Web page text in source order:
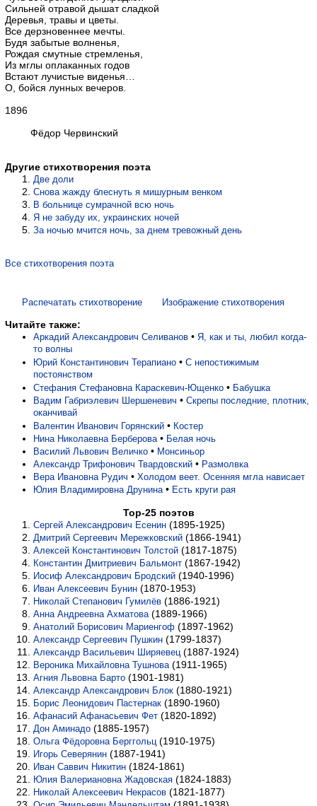
Сильней отравой дышат сладкой
Деревья, травы и цветы.
Все дерзновеннее мечты.
Будя забытые волненья,
Рождая смутные стремленья,
Из мглы оплаканных годов
Встают лучистые виденья…
О, бойся лунных вечеров.
1896
Фёдор Червинский
Другие стихотворения поэта
Две доли
Снова жажду блеснуть я мишурным венком
В больнице сумрачной всю ночь
Я не забуду их, украинских ночей
За ночью мчится ночь, за днем тревожный день
Все стихотворения поэта
Распечатать стихотворение Изображение стихотворения
Читайте также:
Аркадий Александрович Селиванов • Я, как и ты, любил когда-
то волны
Юрий Константинович Терапиано • С непостижимым
постоянством
Стефания Стефановна Караскевич-Ющенко • Бабушка
Вадим Габриэлевич Шершеневич • Скрепы последние, плотник,
оканчивай
Валентин Иванович Горянский • Костер
Нина Николаевна Берберова • Белая ночь
Василий Львович Величко • Монсиньор
Александр Трифонович Твардовский • Размолвка
Вера Ивановна Рудич • Холодом веет. Осенняя мгла нависает
Юлия Владимировна Друнина • Есть круги рая
Top-25 поэтов
Сергей Александрович Есенин (1895-1925)
Дмитрий Сергеевич Мережковский (1866-1941)
Алексей Константинович Толстой (1817-1875)
Константин Дмитриевич Бальмонт (1867-1942)
Иосиф Александрович Бродский (1940-1996)
Иван Алексеевич Бунин (1870-1953)
Николай Степанович Гумилёв (1886-1921)
Анна Андреевна Ахматова (1889-1966)
Анатолий Борисович Мариенгоф (1897-1962)
Александр Сергеевич Пушкин (1799-1837)
Александр Васильевич Ширяевец (1887-1924)
Вероника Михайловна Тушнова (1911-1965)
Агния Львовна Барто (1901-1981)
Александр Александрович Блок (1880-1921)
Борис Леонидович Пастернак (1890-1960)
Афанасий Афанасьевич Фет (1820-1892)
Дон Аминадо (1885-1957)
Ольга Фёдоровна Берггольц (1910-1975)
Игорь Северянин (1887-1941)
Иван Саввич Никитин (1824-1861)
Юлия Валериановна Жадовская (1824-1883)
Николай Алексеевич Некрасов (1821-1877)